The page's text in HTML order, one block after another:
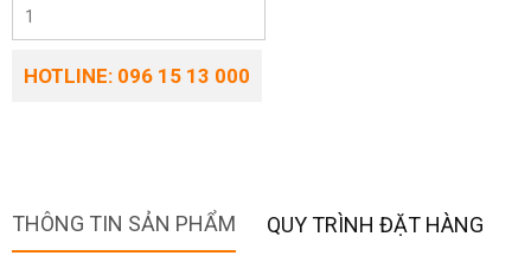
HOTLINE: 096 15 13 000
THÔNG TIN SẢN PHẨM QUY TRÌNH ĐẶT HÀNG